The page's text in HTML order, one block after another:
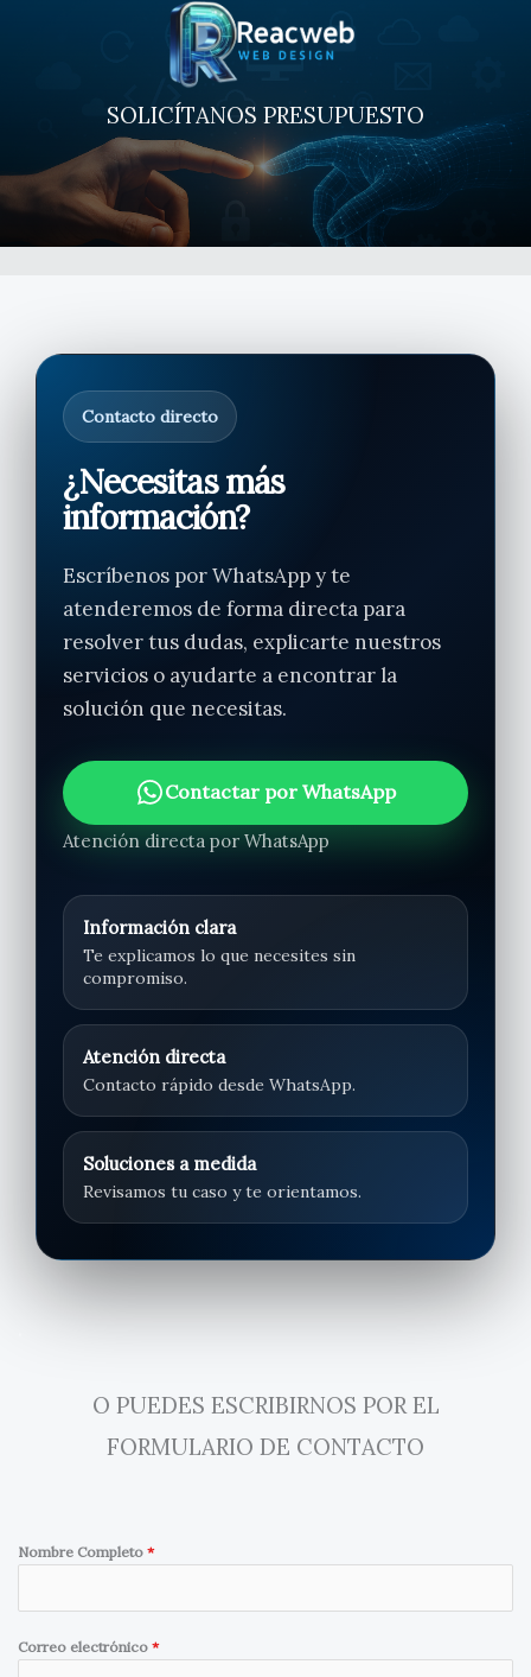
contenidoSOLICÍTANOS PRESUPUESTO
Contacto directo
¿Necesitas más
información?
Escríbenos por WhatsApp y te
atenderemos de forma directa para
resolver tus dudas, explicarte nuestros
servicios o ayudarte a encontrar la
solución que necesitas.
Contactar por WhatsApp
Atención directa por WhatsApp
Información clara
Te explicamos lo que necesites sin
compromiso.
Atención directa
Contacto rápido desde WhatsApp.
Soluciones a medida
Revisamos tu caso y te orientamos.
O PUEDES ESCRIBIRNOS POR EL
FORMULARIO DE CONTACTO
Nombre Completo *
Correo electrónico *
SERVICIOS
VERIFACTU + INVENTARIO
PORTAFOLIO
CONTACTO
MI CUENTA